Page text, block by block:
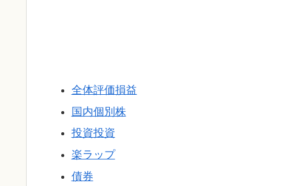
全体評価損益
国内個別株
投資投資
楽ラップ
債券